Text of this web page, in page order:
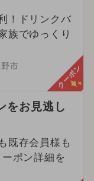
！ドリンクバ
族でゆっくり
市 クーポン
をお見逃し
既存会員様も
ポン詳細を